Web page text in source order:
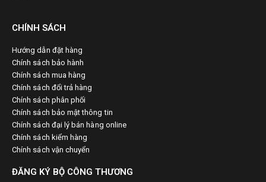
CHÍNH SÁCH
Hướng dẫn đặt hàng
Chính sách bảo hành
Chính sách mua hàng
Chính sách đổi trả hàng
Chính sách phân phối
Chính sách bảo mật thông tin
Chính sách đại lý bán hàng online
Chính sách kiểm hàng
Chính sách vận chuyển
ĐĂNG KÝ BỘ CÔNG THƯƠNG